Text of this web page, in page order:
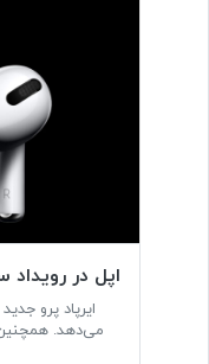
ایرپاد پرو
می‌دهد. همچنین